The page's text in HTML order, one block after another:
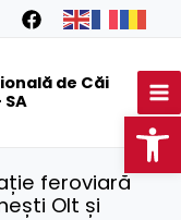
de Căi
SA
feroviară
Olt și